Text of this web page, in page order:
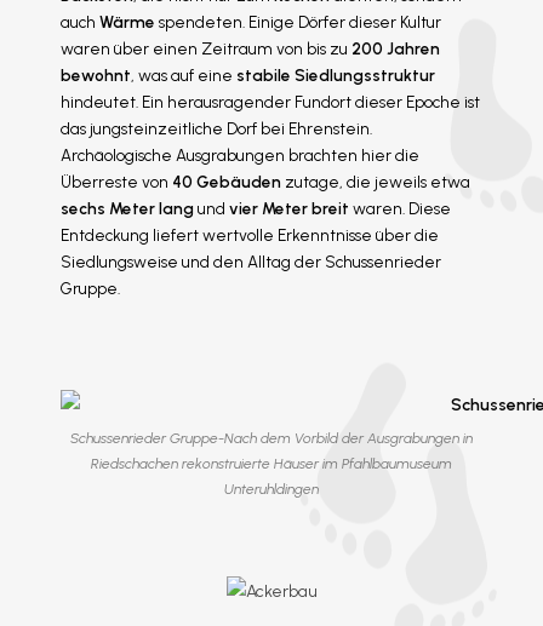
auch Wärme spendeten. Einige Dörfer dieser Kultur
waren über einen Zeitraum von bis zu 200 Jahren
bewohnt, was auf eine stabile Siedlungsstruktur
hindeutet. Ein herausragender Fundort dieser Epoche ist
das jungsteinzeitliche Dorf bei Ehrenstein.
Archäologische Ausgrabungen brachten hier die
Überreste von 40 Gebäuden zutage, die jeweils etwa
sechs Meter langund vier Meter breit waren. Diese
Entdeckung liefert wertvolle Erkenntnisse über die
Siedlungsweise und den Alltag der Schussenrieder
Gruppe.
Schussenrieder Gruppe-Nach dem Vorbild der Ausgrabungen in
Riedschachen rekonstruierte Häuser im Pfahlbaumuseum
Unteruhldingen